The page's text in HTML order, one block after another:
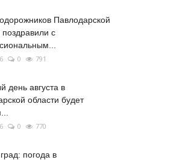
Павлодарской
поздравили с
0 791
день августа в
области будет
0 770
погода в